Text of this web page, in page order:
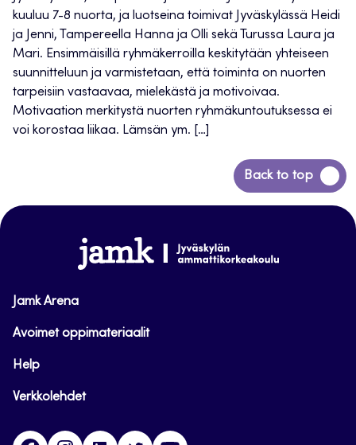
kuuluu 7-8 nuorta, ja luotseina toimivat Jyväskylässä Heidi
ja Jenni, Tampereella Hanna ja Olli sekä Turussa Laura ja
Mari. Ensimmäisillä ryhmäkerroilla keskitytään yhteiseen
suunnitteluun ja varmistetaan, että toiminta on nuorten
tarpeisiin vastaavaa, mielekästä ja motivoivaa.
Motivaation merkitystä nuorten ryhmäkuntoutuksessa ei
voi korostaa liikaa. Lämsän ym. […]
Back to top
Siirry
takaisin
www.jamk.fi
Jamk Arena
Avoimet oppimateriaalit
Help
Verkkolehdet
FacebookInstagramLinkedinTwitter